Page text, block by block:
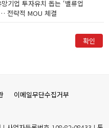
기업 투자유치 돕는 ‘밸류업
전략적 MOU 체결
확인
이메일무단수집거부